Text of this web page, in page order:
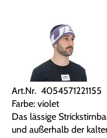
Art.Nr. 4054571221155
Farbe: violet
Das lässige
und außerhalb der